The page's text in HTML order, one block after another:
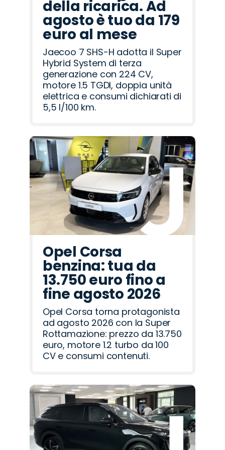
della ricarica. Ad
agosto è tuo da 179
euro al mese
Jaecoo 7 SHS-H adotta il Super
Hybrid System di terza
generazione con 224 CV,
motore 1.5 TGDI, doppia unità
elettrica e consumi dichiarati di
5,5 l/100 km.
Opel Corsa
benzina: tua da
13.750 euro fino a
fine agosto 2026
Opel Corsa torna protagonista
ad agosto 2026 con la Super
Rottamazione: prezzo da 13.750
euro, motore 1.2 turbo da 100
CV e consumi contenuti.